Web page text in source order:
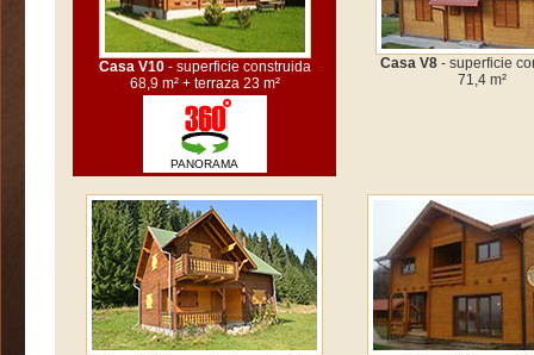
Casa V10- superficie construida
68,9 m² + terraza 23 m²
PANORAMA
Casa V8- superficie
71,4 m²